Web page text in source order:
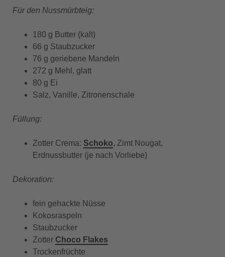
Für den Nussmürbteig:
180 g Butter (kalt)
66 g Staubzucker
76 g geriebene Mandeln
272 g Mehl, glatt
80 g Ei
Salz, Vanille, Zitronenschale
Füllung:
Zotter Crema: Schoko, Zimt Nougat,
Erdnussbutter (je nach Vorliebe)
Dekoration:
fein gehackte Nüsse
Kokosraspeln
Staubzucker
Zotter Choco Flakes
Trockenfrüchte